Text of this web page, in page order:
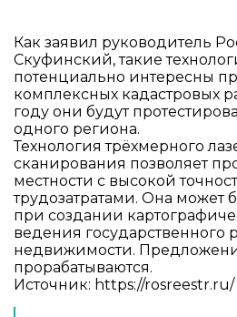
Как заявил руководитель
Скуфинский, такие
потенциально интересны
комплексных кадастровых
году они будут
одного региона.
Технология трёхмерного
сканирования позволяет
местности с высокой
трудозатратами. Она может
при создании
ведения государственного
недвижимости.
прорабатываются.
Источник: https://rosreestr.ru/